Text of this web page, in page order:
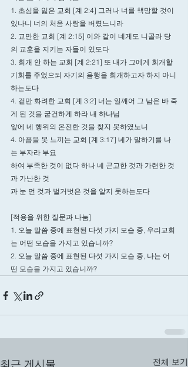
1. 초심을 잃은 교회 [계 2:4] 그러나 너를 책망할 것이
있나니 너의 처음 사랑을 버렸느니라
2. 교만한 교회 [계 2:15] 이와 같이 네게도 니골라 당
의 교훈을 지키는 자들이 있도다
3. 회개 안 하는 교회 [계 2:21] 또 내가 그에게 회개할
기회를 주었으되 자기의 음행을 회개하고자 하지 아니
하는도다
4. 겉만 화려한 교회 [계 3:2] 너는 일깨어 그 남은 바 죽
게 된 것을 굳건하게 하라 내 하나님
앞에 네 행위의 온전한 것을 찾지 못하였노니
4. 아픔을 못 느끼는 교회 [계 3:17] 네가 말하기를 나
는 부자라 부요
하여 부족한 것이 없다 하나 네 곤고한 것과 가련한 것
과 가난한 것
과 눈 먼 것과 벌거벗은 것을 알지 못하는도다
[적용을 위한 질문과 나눔]
1. 오늘 말씀 중에 표현된 다섯 가지 모습 중, 우리교회
는 어떤 모습을 가지고 있습니까?
2. 오늘 말씀 중에 표현된 다섯 가지 모습 중, 나는 어
떤 모습을 가지고 있습니까?
최근 게시물 전체 보기